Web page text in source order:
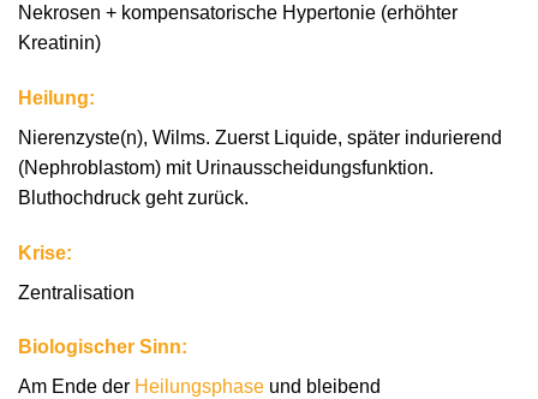
Nekrosen + kompensatorische Hypertonie (erhöhter
Kreatinin)
Heilung:
Nierenzyste(n), Wilms. Zuerst Liquide, später indurierend
(Nephroblastom) mit Urinausscheidungsfunktion.
Bluthochdruck geht zurück.
Krise:
Zentralisation
Biologischer Sinn:
Am Ende der Heilungsphase und bleibend